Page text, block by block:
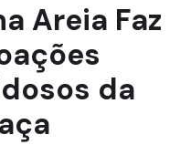
Areia Faz
da